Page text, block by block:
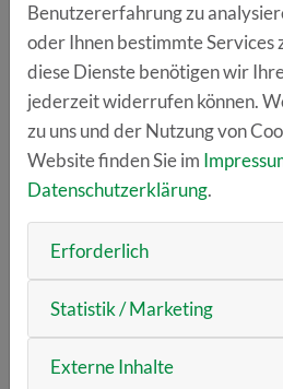
Im zweiten Teil des Abends
neuen Gründerpreises im
2025 zeichnet Start-ups und
Regensburg und der Oberpfalz
Umsetzung ihrer Geschäftsidee
nachweislich mit dem Thema
auseinandersetzen.
Voraussetzung für die
haben ihren Sitz in der
Geschäftsmodell nachhaltiges
gesellschaftlichen Einfluss.
Benutzererfahrung zu
oder Ihnen bestimmte Services
diese Dienste benötigen wir
jederzeit widerrufen können.
zu uns und der Nutzung von
Website finden Sie im
Datenschutzerklärung.
Erforderlich
Statistik / Marketing
Externe Inhalte